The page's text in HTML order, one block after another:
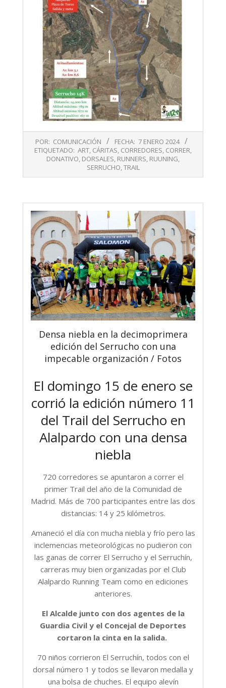
POR: COMUNICACIÓN FECHA: 7 ENERO 2024
ETIQUETADO: ART CÁRITAS CORREDORES CORRER
DONATIVO DORSALES RUNNERS RUUNING
SERRUCHO TRAIL
Densa niebla en la decimoprimera
edición del Serrucho con una
impecable organización / Fotos
El domingo 15 de enero se
corrió la edición número 11
del Trail del Serrucho en
Alalpardo con una densa
niebla
720 corredores se apuntaron a correr el
primer Trail del año de la Comunidad de
Madrid. Más de 700 participantes entre las dos
distancias: 14 y 25 kilómetros.
Amaneció el día con mucha niebla y frío pero las
inclemencias meteorológicas no pudieron con
las ganas de correr El Serrucho y el Serruchín,
carreras muy bien organizadas por el Club
Alalpardo Running Team como en ediciones
anteriores.
El Alcalde junto con dos agentes de la
Guardia Civil y el Concejal de Deportes
cortaron la cinta en la salida.
70 niños corrieron El Serruchín, todos con el
dorsal número 1 y todos se llevaron medalla y
una bolsa de chuches. El equipo alevín